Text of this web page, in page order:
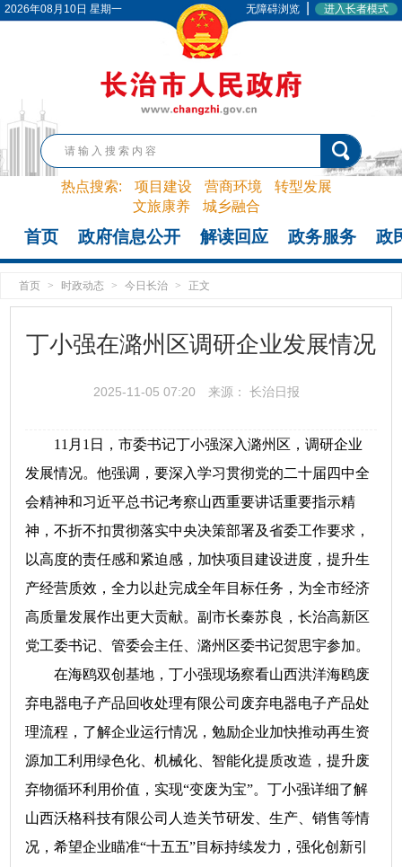
2026年08月10日 星期一 无障碍浏览 进入长者模式
热点搜索: 项目建设 营商环境
转型发展
文旅康养
城乡融合
首页 政府信息公开 解读回应 政务服务 政
首页 > 时政动态 > 今日长治 > 正文
丁小强在潞州区调研企业发展情况
2025-11-05 07:20 来源： 长治日报
11月1日，市委书记丁小强深入潞州区，调研企业
发展情况。他强调，要深入学习贯彻党的二十届四中全
会精神和习近平总书记考察山西重要讲话重要指示精
神，不折不扣贯彻落实中央决策部署及省委工作要求，
以高度的责任感和紧迫感，加快项目建设进度，提升生
产经营质效，全力以赴完成全年目标任务，为全市经济
高质量发展作出更大贡献。副市长秦苏良，长治高新区
党工委书记、管委会主任、潞州区委书记贺思宇参加。
在海鸥双创基地，丁小强现场察看山西洪洋海鸥废
弃电器电子产品回收处理有限公司废弃电器电子产品处
理流程，了解企业运行情况，勉励企业加快推动再生资
源加工利用绿色化、机械化、智能化提质改造，提升废
弃物循环利用价值，实现“变废为宝”。丁小强详细了解
山西沃格科技有限公司人造关节研发、生产、销售等情
况，希望企业瞄准“十五五”目标持续发力，强化创新引